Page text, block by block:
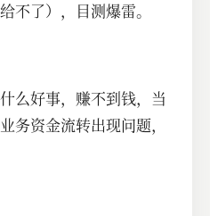
不了），目测爆雷。
么好事，赚不到钱，当
务资金流转出现问题，